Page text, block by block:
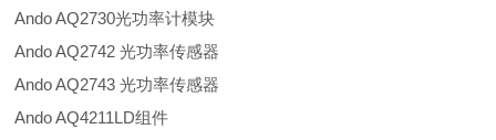
Ando AQ2730光功率计模块
Ando AQ2742 光功率传感器
Ando AQ2743 光功率传感器
Ando AQ4211LD组件